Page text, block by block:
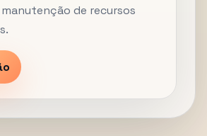
de recursos